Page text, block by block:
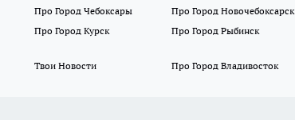
Про Город Чебоксары Про Город Новочебоксарск
Про Город Курск
Про Город Рыбинск
Твои Новости
Про Город Владивосток